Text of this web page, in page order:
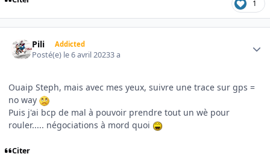
1
Pili Addicted
Posté(e) le 6 avril 20233 a
Ouaip Steph, mais avec mes yeux, suivre une trace sur gps =
no way
Puis j'ai bcp de mal à pouvoir prendre tout un wè pour
rouler..... négociations à mord quoi
Citer